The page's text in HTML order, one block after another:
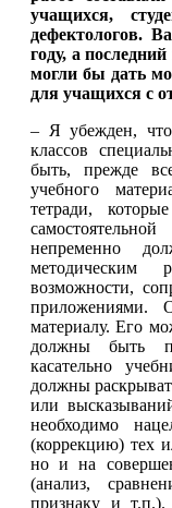
учащихся,
дефектологов.
году, а
могли бы дать
для учащихся с
– Я убежден,
классов
быть, прежде
учебного
тетради,
непременно
возможности,
приложениями.
материалу. Его
должны быть
касательно
должны
или
необходимо
(коррекцию) тех
но и на
(анализ,
признаку и